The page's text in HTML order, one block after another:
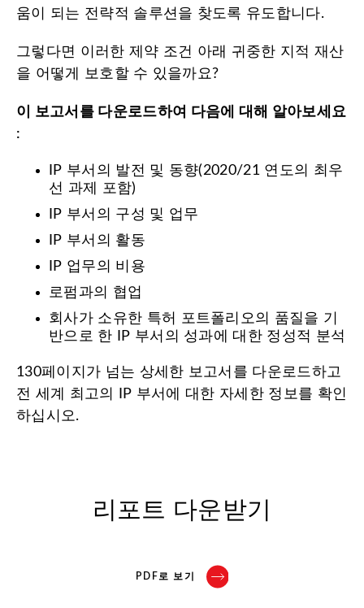
움이 되는 전략적 솔루션을 찾도록 유도합니다.
그렇다면 이러한 제약 조건 아래 귀중한 지적 재산
을 어떻게 보호할 수 있을까요?
이 보고서를 다운로드하여 다음에 대해 알아보세요
:
IP 부서의 발전 및 동향(2020/21 연도의 최우
선 과제 포함)
IP 부서의 구성 및 업무
IP 부서의 활동
IP 업무의 비용
로펌과의 협업
회사가 소유한 특허 포트폴리오의 품질을 기
반으로 한 IP 부서의 성과에 대한 정성적 분석
130페이지가 넘는 상세한 보고서를 다운로드하고
전 세계 최고의 IP 부서에 대한 자세한 정보를 확인
하십시오.
리포트 다운받기
PDF로 보기